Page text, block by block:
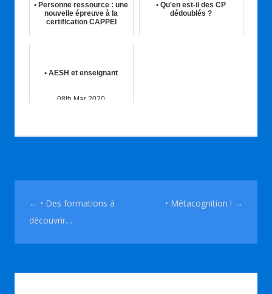
• Personne ressource : une
nouvelle épreuve à la
certification CAPPEI
• Qu'en est-il des CP
dédoublés ?
• AESH et enseignant
08th Mar 2020
Navigation des articles
← • Des formations à
découvrir…
• Métacognition ! →